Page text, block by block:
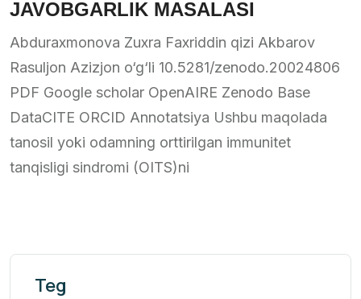
JAVOBGARLIK MASALASI
Abduraxmonova Zuxra Faxriddin qizi Akbarov
Rasuljon Azizjon o‘g‘li 10.5281/zenodo.20024806
PDF Google scholar OpenAIRE Zenodo Base
DataCITE ORCID Annotatsiya Ushbu maqolada
tanosil yoki odamning orttirilgan immunitet
tanqisligi sindromi (OITS)ni
Teg